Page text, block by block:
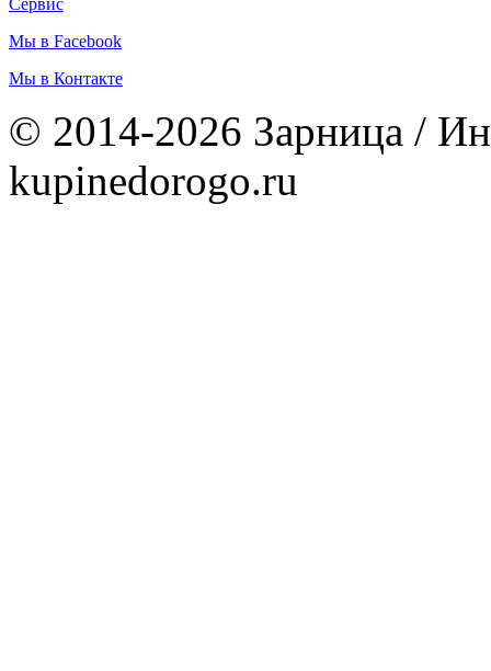
Мы в Facebook
Мы в Контакте
© 2014-2026 Зарница /
kupinedorogo.ru